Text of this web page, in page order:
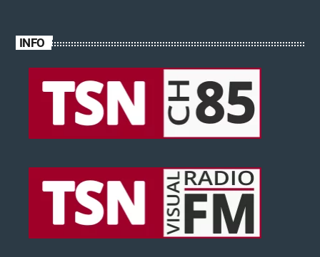
INFO